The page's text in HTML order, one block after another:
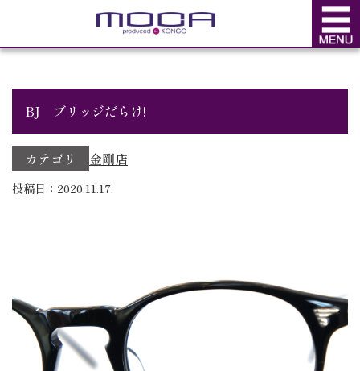
BLOG
BJ ブリッジだらけ!
カテゴリ 金剛店
投稿日：2020.11.17.